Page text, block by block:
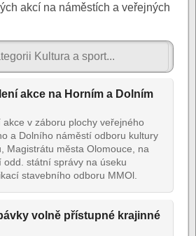
akcí na náměstích a veřejných
akce na Horním a Dolním
v záboru plochy veřejného
a Dolního náměstí odboru kultury
Magistrátu města Olomouce, na
odd. státní správy na úseku
stavebního odboru MMOl.
volně přístupné krajinné